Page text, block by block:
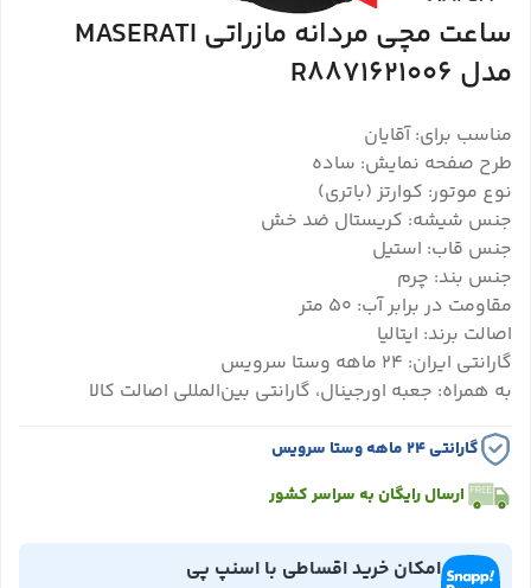
ساعت مچی مردانه مازراتی MASERATI
مدل R8871621006
مناسب برای: آقایان
طرح صفحه نمایش: ساده
نوع موتور: کوارتز (باتری)
جنس شیشه: کریستال ضد خش
جنس قاب: استیل
جنس بند: چرم
مقاومت در برابر آب: ۵۰ متر
اصالت برند: ایتالیا
گارانتی ایران: ۲۴ ماهه وستا سرویس
به همراه: جعبه اورجینال، گارانتی بین‌المللی اصالت کالا
گارانتی ۲۴ ماهه وستا سرویس
ارسال رایگان به سراسر کشور
امکان خرید اقساطی با اسنپ پی